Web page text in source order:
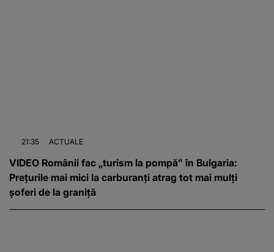
21:35 ACTUALE
VIDEO Românii fac „turism la pompă” în Bulgaria:
Prețurile mai mici la carburanți atrag tot mai mulți
șoferi de la graniță